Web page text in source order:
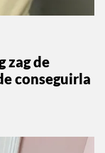
zag de
conseguirla